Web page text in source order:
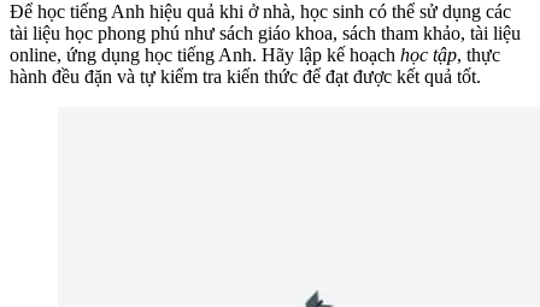
Để học tiếng Anh hiệu quả khi ở nhà, học sinh có thể sử dụng các
tài liệu học phong phú như sách giáo khoa, sách tham khảo, tài liệu
online, ứng dụng học tiếng Anh. Hãy lập kế hoạch học tập, thực
hành đều đặn và tự kiểm tra kiến thức để đạt được kết quả tốt.